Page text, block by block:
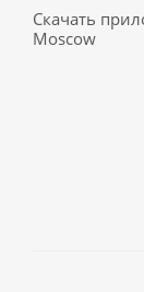
Скачать
Moscow